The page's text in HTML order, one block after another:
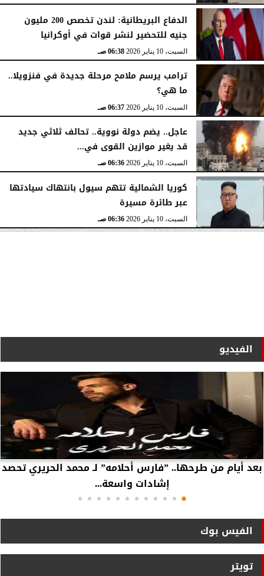
الدفاع البريطانية: لندن تخصص 200 مليون
جنيه للتحضير لنشر قوات في أوكرانيا
السبت، 10 يناير 2026 06:38 صـ
ترامب يرسم ملامح مرحلة جديدة في فنزويلا..
ما هي؟
السبت، 10 يناير 2026 06:37 صـ
عاجل.. يضم دولة نووية.. تحالف ثلاثي جديد
قد يغير موازين القوى في...
السبت، 10 يناير 2026 06:36 صـ
كوريا الشمالية تتهم سيول بانتهاك سيادتها
عبر طائرة مسيرة
السبت، 10 يناير 2026 06:36 صـ
الفيديو
بعد أيام من طرحها.. ”فارس أحلامه” لـ محمد الحريري تحصد
إشادات واسعة...
الفيس بوك
تويتر